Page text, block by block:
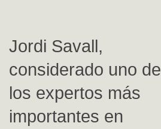
Jordi Savall,
considerado uno de
los expertos más
importantes en